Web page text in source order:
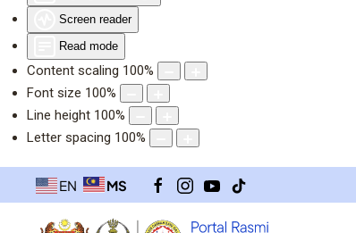
Screen reader
Read mode
Content scaling 100%
Font size 100%
Line height 100%
Letter spacing 100%
EN MS